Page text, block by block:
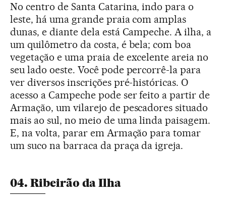
No centro de Santa Catarina, indo para o
leste, há uma grande praia com amplas
dunas, e diante dela está Campeche. A ilha, a
um quilômetro da costa, é bela; com boa
vegetação e uma praia de excelente areia no
seu lado oeste. Você pode percorrê-la para
ver diversos inscrições pré-históricas. O
acesso a Campeche pode ser feito a partir de
Armação, um vilarejo de pescadores situado
mais ao sul, no meio de uma linda paisagem.
E, na volta, parar em Armação para tomar
um suco na barraca da praça da igreja.
04. Ribeirão da Ilha